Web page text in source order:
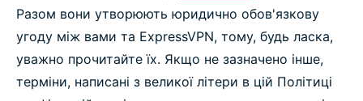
Разом вони утворюють юридично обов'язкову
угоду між вами та ExpressVPN, тому, будь ласка,
уважно прочитайте їх. Якщо не зазначено інше,
терміни, написані з великої літери в цій Політиці